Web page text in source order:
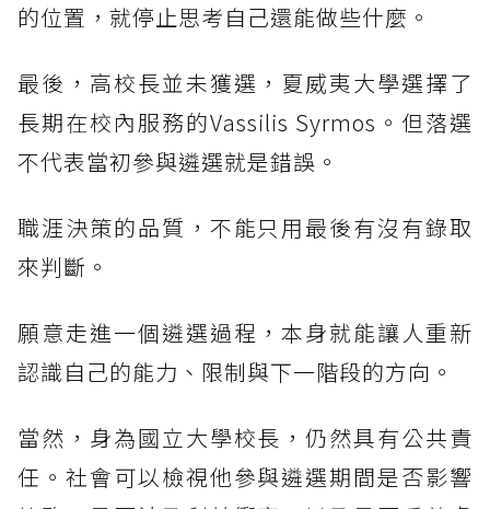
的位置，就停止思考自己還能做些什麼。
最後，高校長並未獲選，夏威夷大學選擇了
長期在校內服務的Vassilis Syrmos。但落選
不代表當初參與遴選就是錯誤。
職涯決策的品質，不能只用最後有沒有錄取
來判斷。
願意走進一個遴選過程，本身就能讓人重新
認識自己的能力、限制與下一階段的方向。
當然，身為國立大學校長，仍然具有公共責
任。社會可以檢視他參與遴選期間是否影響